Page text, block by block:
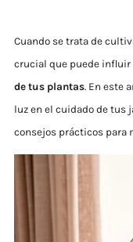
Cuando se trata de
crucial que puede influir
de tus plantas. En este
luz en el cuidado de tus
consejos prácticos para